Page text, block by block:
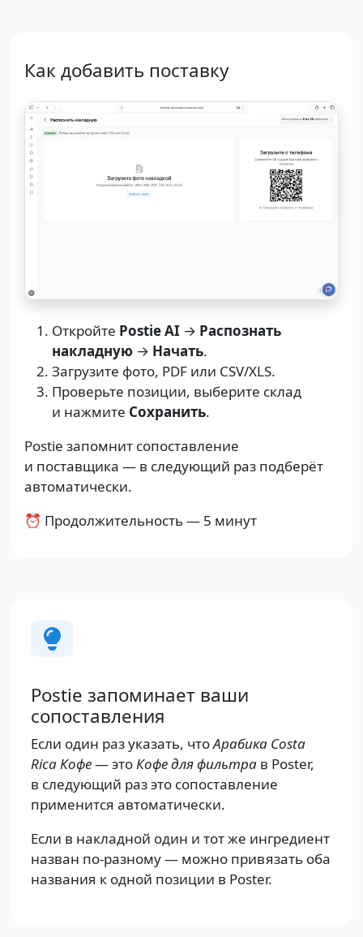
Как добавить поставку
Откройте Postie AI → Распознать
накладную→ Начать.
Загрузите фото, PDF или CSV/XLS.
Проверьте позиции, выберите склад
и нажмите Сохранить.
Postie запомнит сопоставление
и поставщика — в следующий раз подберёт
автоматически.
⏰ Продолжительность — 5 минут
Postie запоминает ваши
сопоставления
Если один раз указать, чтоАрабика Costa
Rica Кофе— этоКофе для фильтра в Poster,
в следующий раз это сопоставление
применится автоматически.
Если в накладной один и тот же ингредиент
назван по-разному — можно привязать оба
названия к одной позиции в Poster.